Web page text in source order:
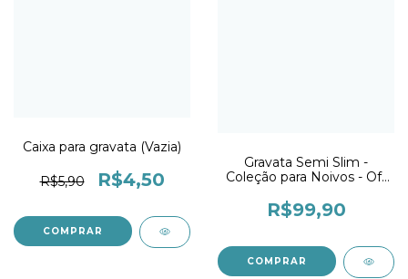
Caixa para gravata (Vazia)
R$5,90 R$4,50
Gravata Semi Slim -
Coleção para Noivos - Off
R$99,90